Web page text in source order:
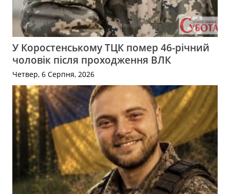
У Коростенському ТЦК помер 46-річний
чоловік після проходження ВЛК
Четвер, 6 Серпня, 2026